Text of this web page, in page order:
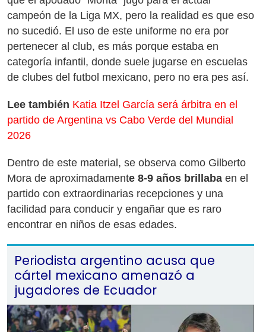
campeón de la Liga MX, pero la realidad es que eso
no sucedió. El uso de este uniforme no era por
pertenecer al club, es más porque estaba en
categoría infantil, donde suele jugarse en escuelas
de clubes del futbol mexicano, pero no era pes así.
Lee también Katia Itzel García será árbitra en el
partido de Argentina vs Cabo Verde del Mundial
2026
Dentro de este material, se observa como Gilberto
Mora de aproximadamente 8-9 años brillaba en el
partido con extraordinarias recepciones y una
facilidad para conducir y engañar que es raro
encontrar en niños de esas edades.
Periodista argentino acusa que
cártel mexicano amenazó a
jugadores de Ecuador